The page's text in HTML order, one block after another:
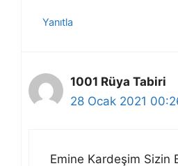
Yanıtla
1001 Rüya Tabiri
28 Ocak 2021
Emine Kardeşim Sizin